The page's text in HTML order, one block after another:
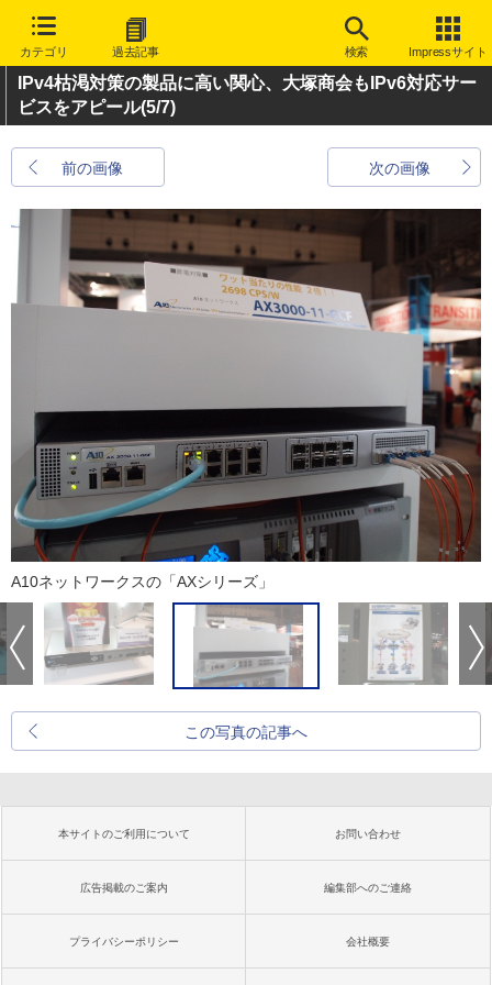
カテゴリ 過去記事 検索 Impressサイト
IPv4枯渇対策の製品に高い関心、大塚商会もIPv6対応サー
ビスをアピール(5/7)
前の画像 次の画像
A10ネットワークスの「AXシリーズ」
この写真の記事へ
本サイトのご利用について お問い合わせ
広告掲載のご案内 編集部へのご連絡
プライバシーポリシー 会社概要